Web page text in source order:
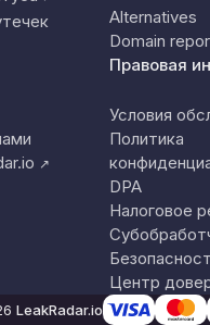
Alternatives
Domain
↗
Правовая
Условия
Политика
DPA
Налоговое
Центр
LeakRadar.io